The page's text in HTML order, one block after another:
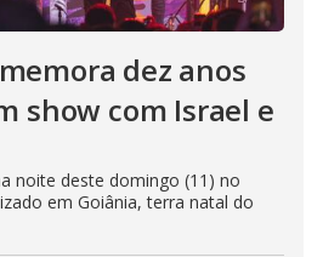
dez anos
show com Israel e
noite deste domingo (11) no
em Goiânia, terra natal do